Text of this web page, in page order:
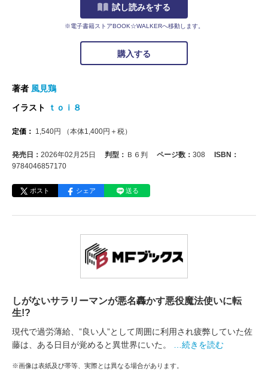
試し読みをする
※電子書籍ストアBOOK☆WALKERへ移動します。
購入する
著者 風見鶏
イラスト
ｔｏｉ８
定価： 1,540円 （本体1,400円＋税）
発売日： 2026年02月25日 判型： Ｂ６判 ページ数： 308
ISBN：
9784046857170
ポスト シェア 送る
しがないサラリーマンが悪名轟かす悪役魔法使いに転
生!?
現代で過労薄給、”良い人”として周囲に利用され疲弊していた佐
藤は、ある日目が覚めると異世界にいた。
…続きを読む
※画像は表紙及び帯等、実際とは異なる場合があります。